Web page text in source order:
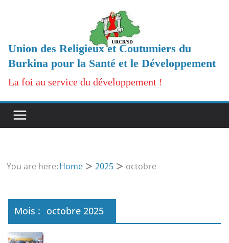
Union des Religieux et Coutumiers du
Burkina pour la Santé et le Développement
La foi au service du développement !
You are here:Home 2025 octobre
Mois : octobre 2025